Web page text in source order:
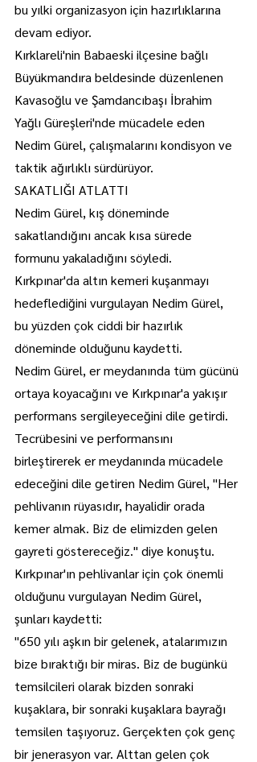
bu yılki organizasyon için hazırlıklarına
devam ediyor.
Kırklareli'nin Babaeski ilçesine bağlı
Büyükmandıra beldesinde düzenlenen
Kavasoğlu ve Şamdancıbaşı İbrahim
Yağlı Güreşleri'nde mücadele eden
Nedim Gürel, çalışmalarını kondisyon ve
taktik ağırlıklı sürdürüyor.
SAKATLIĞI ATLATTI
Nedim Gürel, kış döneminde
sakatlandığını ancak kısa sürede
formunu yakaladığını söyledi.
Kırkpınar'da altın kemeri kuşanmayı
hedeflediğini vurgulayan Nedim Gürel,
bu yüzden çok ciddi bir hazırlık
döneminde olduğunu kaydetti.
Nedim Gürel, er meydanında tüm gücünü
ortaya koyacağını ve Kırkpınar'a yakışır
performans sergileyeceğini dile getirdi.
Tecrübesini ve performansını
birleştirerek er meydanında mücadele
edeceğini dile getiren Nedim Gürel, "Her
pehlivanın rüyasıdır, hayalidir orada
kemer almak. Biz de elimizden gelen
gayreti göstereceğiz." diye konuştu.
Kırkpınar'ın pehlivanlar için çok önemli
olduğunu vurgulayan Nedim Gürel,
şunları kaydetti:
"650 yılı aşkın bir gelenek, atalarımızın
bize bıraktığı bir miras. Biz de bugünkü
temsilcileri olarak bizden sonraki
kuşaklara, bir sonraki kuşaklara bayrağı
temsilen taşıyoruz. Gerçekten çok genç
bir jenerasyon var. Alttan gelen çok